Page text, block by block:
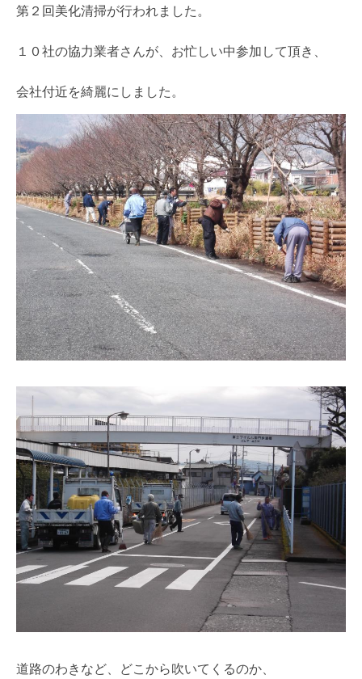
第２回美化清掃が行われました。
１０社の協力業者さんが、お忙しい中参加して頂き、
会社付近を綺麗にしました。
道路のわきなど、どこから吹いてくるのか、